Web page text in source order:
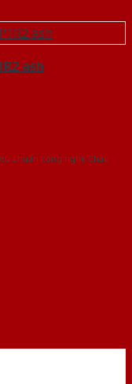
ash
chuẩn công nghệ Châu